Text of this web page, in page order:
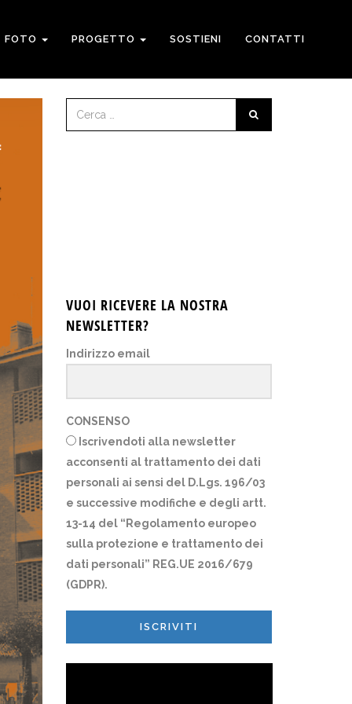
FOTO PROGETTO SOSTIENI CONTATTI
VUOI RICEVERE LA NOSTRA
NEWSLETTER?
Indirizzo email
CONSENSO
Iscrivendoti alla newsletter
acconsenti al trattamento dei dati
personali ai sensi del D.Lgs. 196/03
e successive modifiche e degli artt.
13-14 del “Regolamento europeo
sulla protezione e trattamento dei
dati personali” REG.UE 2016/679
(GDPR).
ISCRIVITI